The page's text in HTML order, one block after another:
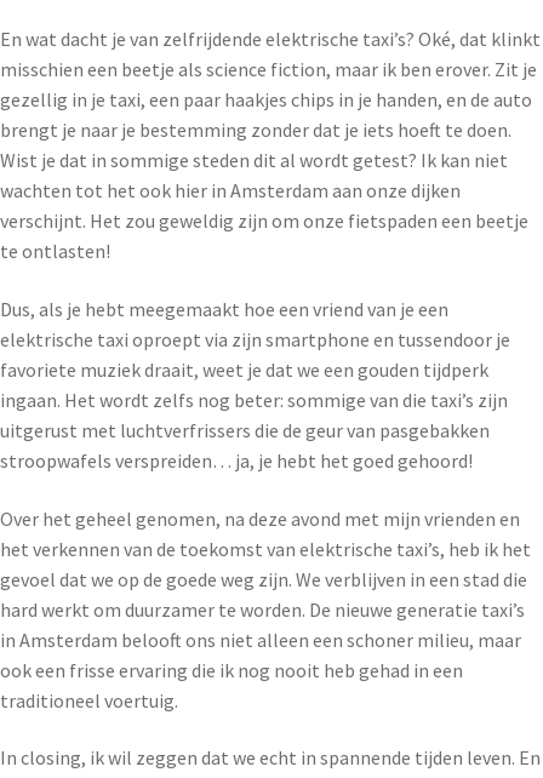
En wat dacht je van zelfrijdende elektrische taxi’s? Oké, dat klinkt
misschien een beetje als science fiction, maar ik ben erover. Zit je
gezellig in je taxi, een paar haakjes chips in je handen, en de auto
brengt je naar je bestemming zonder dat je iets hoeft te doen.
Wist je dat in sommige steden dit al wordt getest? Ik kan niet
wachten tot het ook hier in Amsterdam aan onze dijken
verschijnt. Het zou geweldig zijn om onze fietspaden een beetje
te ontlasten!
Dus, als je hebt meegemaakt hoe een vriend van je een
elektrische taxi oproept via zijn smartphone en tussendoor je
favoriete muziek draait, weet je dat we een gouden tijdperk
ingaan. Het wordt zelfs nog beter: sommige van die taxi’s zijn
uitgerust met luchtverfrissers die de geur van pasgebakken
stroopwafels verspreiden… ja, je hebt het goed gehoord!
Over het geheel genomen, na deze avond met mijn vrienden en
het verkennen van de toekomst van elektrische taxi’s, heb ik het
gevoel dat we op de goede weg zijn. We verblijven in een stad die
hard werkt om duurzamer te worden. De nieuwe generatie taxi’s
in Amsterdam belooft ons niet alleen een schoner milieu, maar
ook een frisse ervaring die ik nog nooit heb gehad in een
traditioneel voertuig.
In closing, ik wil zeggen dat we echt in spannende tijden leven. En